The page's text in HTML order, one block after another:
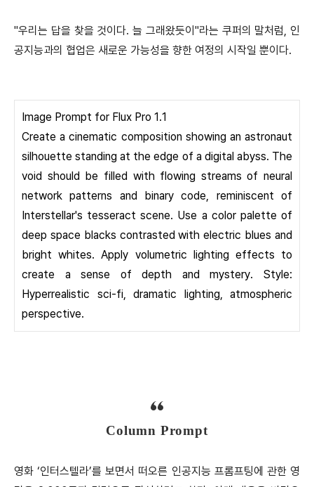
"우리는 답을 찾을 것이다. 늘 그래왔듯이"라는 쿠퍼의 말처럼, 인
공지능과의 협업은 새로운 가능성을 향한 여정의 시작일 뿐이다.
Image Prompt for Flux Pro 1.1
Create a cinematic composition showing an astronaut
silhouette standing at the edge of a digital abyss. The
void should be filled with flowing streams of neural
network patterns and binary code, reminiscent of
Interstellar's tesseract scene. Use a color palette of
deep space blacks contrasted with electric blues and
bright whites. Apply volumetric lighting effects to
create a sense of depth and mystery. Style:
Hyperrealistic sci-fi, dramatic lighting, atmospheric
perspective.
Column Prompt
영화 ‘인터스텔라’를 보면서 떠오른 인공지능 프롬프팅에 관한 영